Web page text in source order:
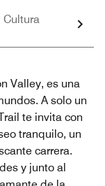
Cultura
Valley, es una
A solo un
te invita con
tranquilo, un
carrera.
y junto al